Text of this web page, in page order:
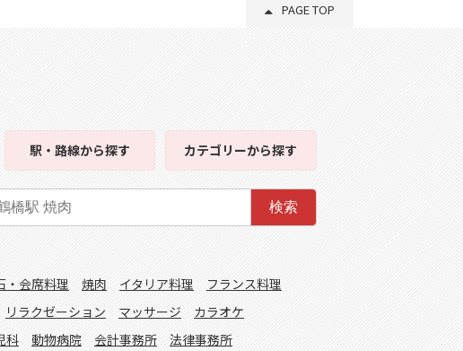
PAGE TOP
駅・路線から探す カテゴリーから探す
検索
・会席料理 焼肉 イタリア料理
フランス料理
リラクゼーション マッサージ
カラオケ
科 動物病院 会計事務所 法律事務所